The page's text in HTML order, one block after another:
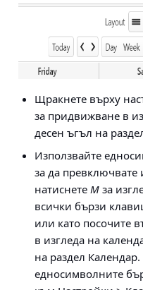
Щракнете върху
за придвижване в
десен ъгъл на
Използвайте
за да превключвате
натиснете Mза
всички бързи
или като посочите
в изгледа на
на раздел
едносимволните